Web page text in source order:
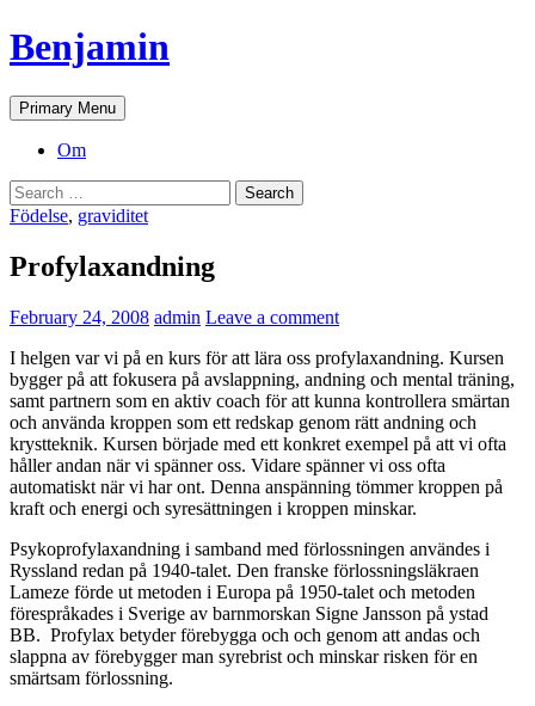
Skip
to
Benjamin
Search
Primary Menu
Om
Search
for:
Födelse, graviditet
Profylaxandning
February 24, 2008 admin Leave a comment
I helgen var vi på en kurs för att lära oss profylaxandning. Kursen
bygger på att fokusera på avslappning, andning och mental träning,
samt partnern som en aktiv coach för att kunna kontrollera smärtan
och använda kroppen som ett redskap genom rätt andning och
krystteknik. Kursen började med ett konkret exempel på att vi ofta
håller andan när vi spänner oss. Vidare spänner vi oss ofta
automatiskt när vi har ont. Denna anspänning tömmer kroppen på
kraft och energi och syresättningen i kroppen minskar.
Psykoprofylaxandning i samband med förlossningen användes i
Ryssland redan på 1940-talet. Den franske förlossningsläkraen
Lameze förde ut metoden i Europa på 1950-talet och metoden
förespråkades i Sverige av barnmorskan Signe Jansson på ystad
BB. Profylax betyder förebygga och och genom att andas och
slappna av förebygger man syrebrist och minskar risken för en
smärtsam förlossning.